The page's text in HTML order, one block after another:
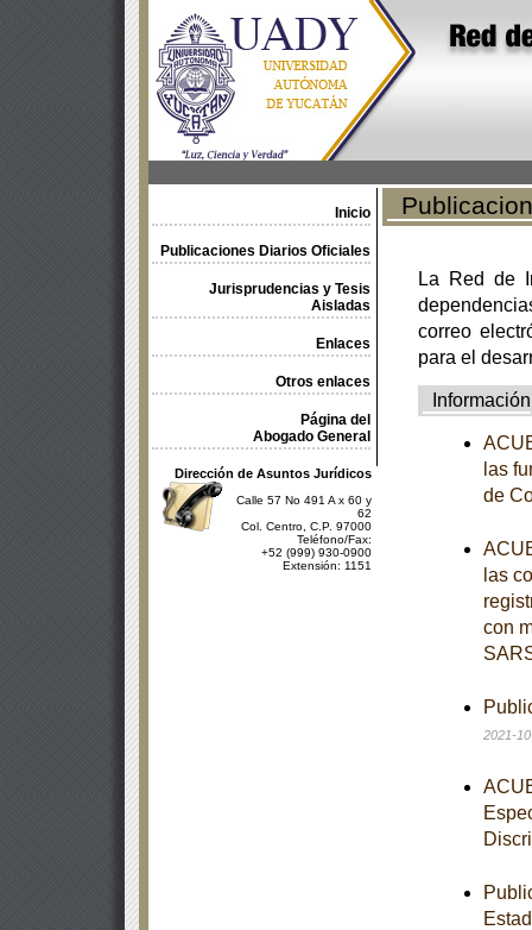
Inicio
Publicaciones Diarios Oficiales
Jurisprudencias y Tesis
Aisladas
Enlaces
Otros enlaces
Página del
Abogado General
Dirección de Asuntos Jurídicos
Calle 57 No 491 A x 60 y
62
Col. Centro, C.P. 97000
Teléfono/Fax:
+52 (999) 930-0900
Extensión: 1151
La Red de
correo
para el
Información
las
de
las
con
2021-